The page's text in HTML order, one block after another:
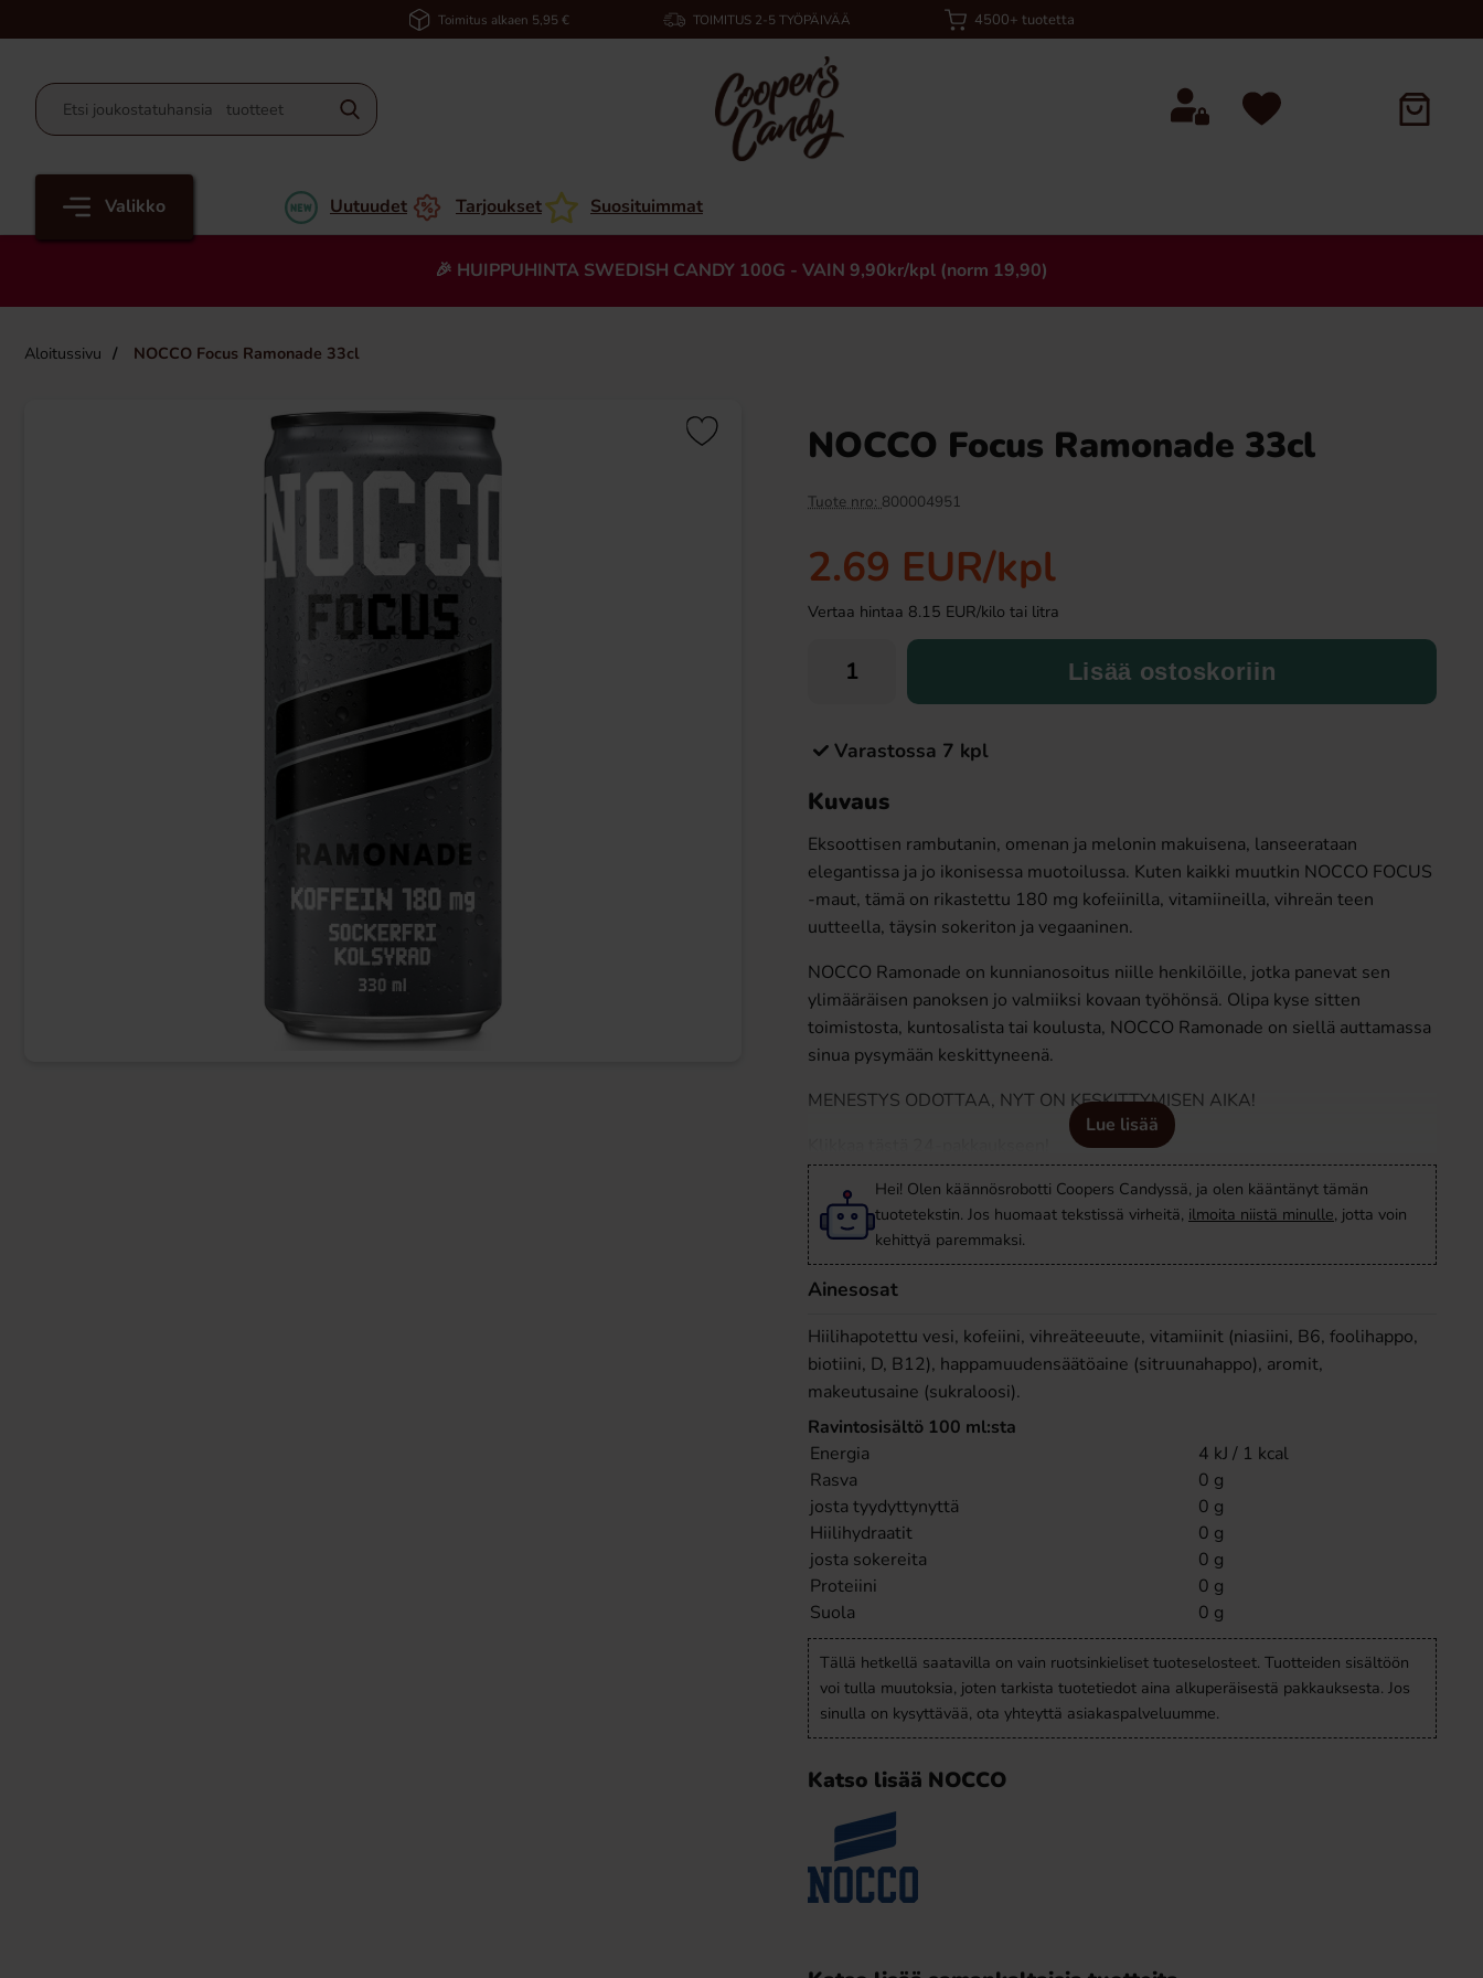
Toimitus alkaen 5,95 € TOIMITUS 2-5 TYÖPÄIVÄÄ 4500+ tuotetta
Valikko Uutuudet Tarjoukset Suosituimmat
🎉 HUIPPUHINTA SWEDISH CANDY 100G - VAIN 9,90kr/kpl (norm 19,90)
Aloitussivu NOCCO Focus Ramonade 33cl
Fazer Viol Tablettipussi 38g Fanta Crimson Cherry 50cl
Osta
Ramlösa Kirsikka 33cl
1.19 EUR
Osta Osta
NOCCO Focus Ramonade 33cl
Tuote nro: 800004951
2.69 EUR/kpl
Vertaa hintaa 8.15 EUR/kilo tai litra
Lisää ostoskoriin
Varastossa 7 kpl
Kuvaus
Eksoottisen rambutanin, omenan ja melonin makuisena, lanseerataan
elegantissa ja jo ikonisessa muotoilussa. Kuten kaikki muutkin NOCCO FOCUS
-maut, tämä on rikastettu 180 mg kofeiinilla, vitamiineilla, vihreän teen
uutteella, täysin sokeriton ja vegaaninen.
NOCCO Ramonade on kunnianosoitus niille henkilöille, jotka panevat sen
ylimääräisen panoksen jo valmiiksi kovaan työhönsä. Olipa kyse sitten
toimistosta, kuntosalista tai koulusta, NOCCO Ramonade on siellä auttamassa
sinua pysymään keskittyneenä.
MENESTYS ODOTTAA, NYT ON KESKITTYMISEN AIKA!
Lue lisää
Hei! Olen käännösrobotti Coopers Candyssä, ja olen kääntänyt tämän
tuotetekstin. Jos huomaat tekstissä virheitä, ilmoita niistä minulle, jotta voin
kehittyä paremmaksi.
Ainesosat
Hiilihapotettu vesi, kofeiini, vihreäteeuute, vitamiinit (niasiini, B6, foolihappo,
biotiini, D, B12), happamuudensäätöaine (sitruunahappo), aromit,
makeutusaine (sukraloosi).
Ravintosisältö 100 ml:sta
Energia
4 kJ / 1 kcal
Rasva
0 g
josta tyydyttynyttä
0 g
Hiilihydraatit
0 g
josta sokereita
0 g
Proteiini
0 g
Suola
0 g
Tällä hetkellä saatavilla on vain ruotsinkieliset tuoteselosteet. Tuotteiden sisältöön
voi tulla muutoksia, joten tarkista tuotetiedot aina alkuperäisestä pakkauksesta. Jos
sinulla on kysyttävää, ota yhteyttä asiakaspalveluumme.
Katso lisää NOCCO